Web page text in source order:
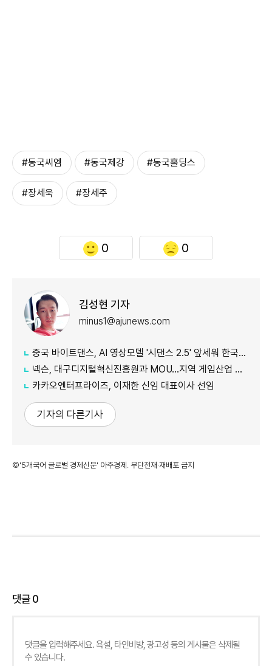
#동국씨엠 #동국제강 #동국홀딩스
#장세욱 #장세주
0 0
김성현 기자
minus1@ajunews.com
중국 바이트댄스, AI 영상모델 '시댄스 2.5' 앞세워 한국 공략 본격화
넥슨, 대구디지털혁신진흥원과 MOU…지역 게임산업 육성 나선다
카카오엔터프라이즈, 이재한 신임 대표이사 선임
기자의 다른기사
©'5개국어 글로벌 경제신문' 아주경제. 무단전재·재배포 금지
댓글0